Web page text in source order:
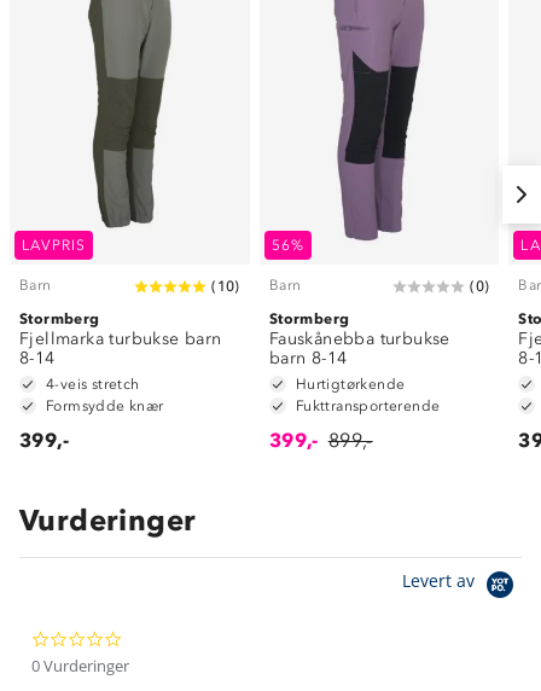
LAVPRIS
Barn ( 10)
Stormberg
Fjellmarka turbukse barn
8-14
4-veis stretch
Formsydde knær
399,-
56%
Barn (0)
Stormberg
Fauskånebba turbukse
barn 8-14
Hurtigtørkende
Fukttransporterende
399,- 899,-
8-
Vurderinger
Levert av
star
0 Vurderinger
Kundeservice
Klima og miljø
Trelagsprinsippet barn